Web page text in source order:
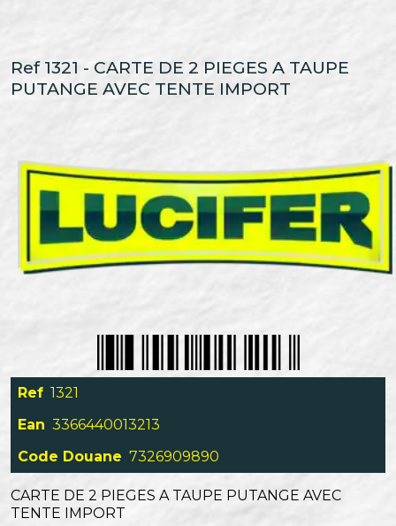
Ref 1321 - CARTE DE 2 PIEGES A TAUPE
PUTANGE AVEC TENTE IMPORT
Ref 1321
Ean 3366440013213
Code Douane 7326909890
CARTE DE 2 PIEGES A TAUPE PUTANGE AVEC
TENTE IMPORT